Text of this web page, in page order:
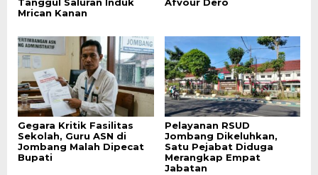
Mrican Kanan
Gegara Kritik Fasilitas
Sekolah, Guru ASN di
Jombang Malah Dipecat
Bupati
Pelayanan RSUD
Jombang Dikeluhkan,
Satu Pejabat Diduga
Merangkap Empat
Jabatan